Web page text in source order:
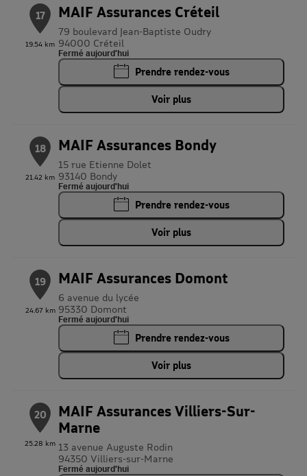
17
19.54 km
MAIF Assurances Créteil
79 boulevard Jean-Baptiste Oudry
94000 Créteil
Fermé aujourd'hui
Prendre rendez-vous
Voir plus
18
21.42 km
MAIF Assurances Bondy
15 rue Etienne Dolet
93140 Bondy
Fermé aujourd'hui
Prendre rendez-vous
Voir plus
19
24.67 km
MAIF Assurances Domont
6 avenue du lycée
95330 Domont
Fermé aujourd'hui
Prendre rendez-vous
Voir plus
20
25.28 km
MAIF Assurances Villiers-Sur-
Marne
13 avenue Auguste Rodin
94350 Villiers-sur-Marne
Fermé aujourd'hui